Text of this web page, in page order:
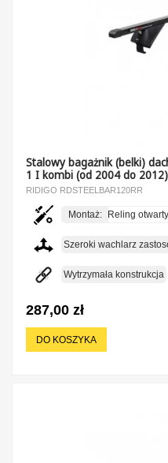
Stalowy bagażnik (belki)
1 I kombi (od 2004 do 2012)
RIDIGO RDSTEELBAR120RR
Montaż: Reling otwarty
Szeroki wachlarz
Wytrzymała konstrukcja
287,00 zł
DO KOSZYKA